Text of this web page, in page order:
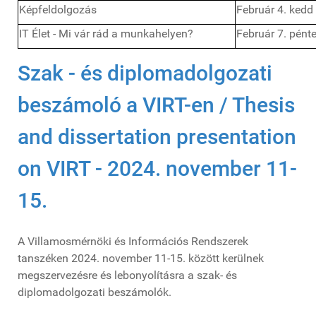
Képfeldolgozás
Február 4.
IT Élet - Mi vár rád a munkahelyen?
Február 7.
Szak - és diplomadolgozati
beszámoló a VIRT-en / Thesis
and dissertation presentation
on VIRT - 2024. november 11-
15.
A Villamosmérnöki és Információs Rendszerek
tanszéken 2024. november 11-15. között kerülnek
megszervezésre és lebonyolításra a szak- és
diplomadolgozati beszámolók.